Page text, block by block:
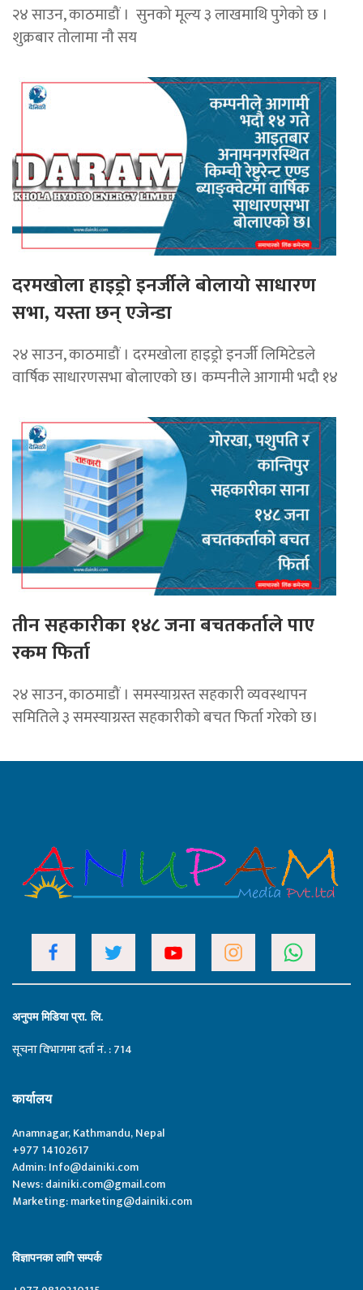
२४ साउन, काठमाडौं । सुनको मूल्य ३ लाखमाथि पुगेको छ ।
शुक्रबार तोलामा नौ सय
दरमखोला हाइड्रो इनर्जीले बोलायो साधारण
सभा, यस्ता छन् एजेन्डा
२४ साउन, काठमाडौं । दरमखोला हाइड्रो इनर्जी लिमिटेडले
वार्षिक साधारणसभा बोलाएको छ। कम्पनीले आगामी भदौ १४
तीन सहकारीका १४८ जना बचतकर्ताले पाए
रकम फिर्ता
२४ साउन, काठमाडौं । समस्याग्रस्त सहकारी व्यवस्थापन
समितिले ३ समस्याग्रस्त सहकारीको बचत फिर्ता गरेको छ।
अनुपम मिडिया प्रा. लि.
सूचना विभागमा दर्ता नं. : 714
कार्यालय
Anamnagar, Kathmandu, Nepal
+977 14102617
Admin:Info@dainiki.com
News:dainiki.com@gmail.com
Marketing:marketing@dainiki.com
विज्ञापनका लागि सम्पर्क